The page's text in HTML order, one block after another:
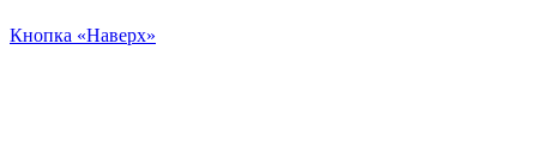
Кнопка «Наверх»